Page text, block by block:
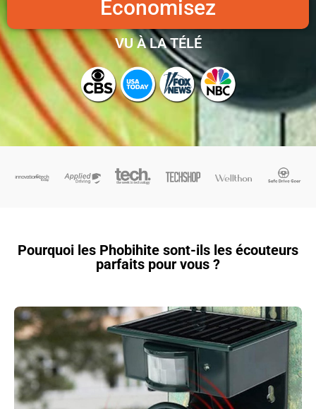
Économisez
VU À LA TÉLÉ
Pourquoi les Phobihite sont-ils les écouteurs
parfaits pour vous ?